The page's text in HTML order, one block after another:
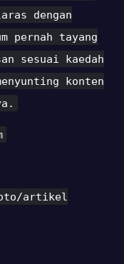
dengan
pernah tayang
sesuai kaedah
konten
artikel